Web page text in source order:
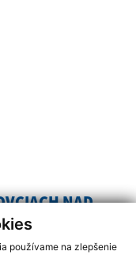
používame na zlepšenie
NAD